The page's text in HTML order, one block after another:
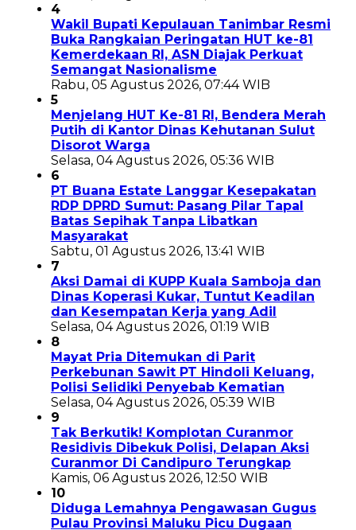
4
Wakil Bupati Kepulauan Tanimbar Resmi
Buka Rangkaian Peringatan HUT ke-81
Kemerdekaan RI, ASN Diajak Perkuat
Semangat Nasionalisme
Rabu, 05 Agustus 2026, 07:44 WIB
5
Menjelang HUT Ke-81 RI, Bendera Merah
Putih di Kantor Dinas Kehutanan Sulut
Disorot Warga
Selasa, 04 Agustus 2026, 05:36 WIB
6
PT Buana Estate Langgar Kesepakatan
RDP DPRD Sumut: Pasang Pilar Tapal
Batas Sepihak Tanpa Libatkan
Masyarakat
Sabtu, 01 Agustus 2026, 13:41 WIB
7
Aksi Damai di KUPP Kuala Samboja dan
Dinas Koperasi Kukar, Tuntut Keadilan
dan Kesempatan Kerja yang Adil
Selasa, 04 Agustus 2026, 01:19 WIB
8
Mayat Pria Ditemukan di Parit
Perkebunan Sawit PT Hindoli Keluang,
Polisi Selidiki Penyebab Kematian
Selasa, 04 Agustus 2026, 05:39 WIB
9
Tak Berkutik! Komplotan Curanmor
Residivis Dibekuk Polisi, Delapan Aksi
Curanmor Di Candipuro Terungkap
Kamis, 06 Agustus 2026, 12:50 WIB
10
Diduga Lemahnya Pengawasan Gugus
Pulau Provinsi Maluku Picu Dugaan